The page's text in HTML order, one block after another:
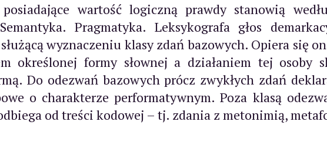
wartość logiczną prawdy stanowią
Pragmatyka. Leksykografa głos
wyznaczeniu klasy zdań bazowych. Opiera się
określonej formy słownej a działaniem tej osoby
Do odezwań bazowych prócz zwykłych zdań
o charakterze performatywnym. Poza klasą
od treści kodowej – tj. zdania z metonimią,